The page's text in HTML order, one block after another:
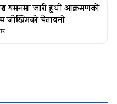
यमनमा जारी हुथी आक्रमणको
जोखिमको चेतावनी